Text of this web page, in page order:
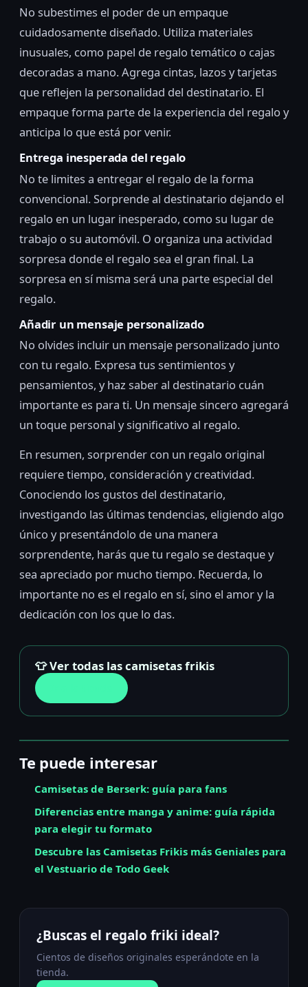
No subestimes el poder de un empaque
cuidadosamente diseñado. Utiliza materiales
inusuales, como papel de regalo temático o cajas
decoradas a mano. Agrega cintas, lazos y tarjetas
que reflejen la personalidad del destinatario. El
empaque forma parte de la experiencia del regalo y
anticipa lo que está por venir.
Entrega inesperada del regalo
No te limites a entregar el regalo de la forma
convencional. Sorprende al destinatario dejando el
regalo en un lugar inesperado, como su lugar de
trabajo o su automóvil. O organiza una actividad
sorpresa donde el regalo sea el gran final. La
sorpresa en sí misma será una parte especial del
regalo.
Añadir un mensaje personalizado
No olvides incluir un mensaje personalizado junto
con tu regalo. Expresa tus sentimientos y
pensamientos, y haz saber al destinatario cuán
importante es para ti. Un mensaje sincero agregará
un toque personal y significativo al regalo.
En resumen, sorprender con un regalo original
requiere tiempo, consideración y creatividad.
Conociendo los gustos del destinatario,
investigando las últimas tendencias, eligiendo algo
único y presentándolo de una manera
sorprendente, harás que tu regalo se destaque y
sea apreciado por mucho tiempo. Recuerda, lo
importante no es el regalo en sí, sino el amor y la
dedicación con los que lo das.
👕 Ver todas las camisetas frikis
Te puede interesar
Camisetas de Berserk: guía para fans
Diferencias entre manga y anime: guía rápida
para elegir tu formato
Descubre las Camisetas Frikis más Geniales para
el Vestuario de Todo Geek
¿Buscas el regalo friki ideal?
Cientos de diseños originales esperándote en la
tienda.